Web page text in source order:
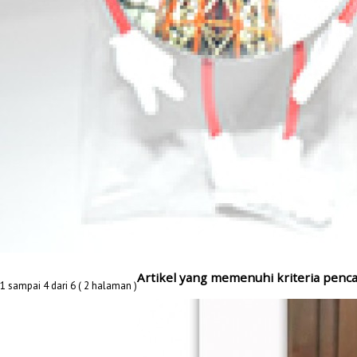
1 sampai 4 dari 6 ( 2 halaman )
Artikel yang memenuhi kriteria